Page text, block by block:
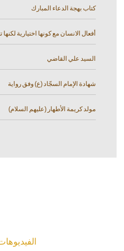
كتاب بهجة الدعاء المبارك
أفعال الانسان مع كونها اختيارية
السيد علي القاضي
شهادة الإمام السجّاد (ع) وفق رواية
مولد كريمة الأطهار (عليهم السلام)